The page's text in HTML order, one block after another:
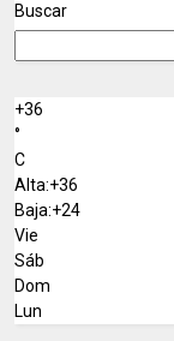
Buscar
+36
°
C
Alta:+36
Baja:+24
Vie
Sáb
Dom
Lun